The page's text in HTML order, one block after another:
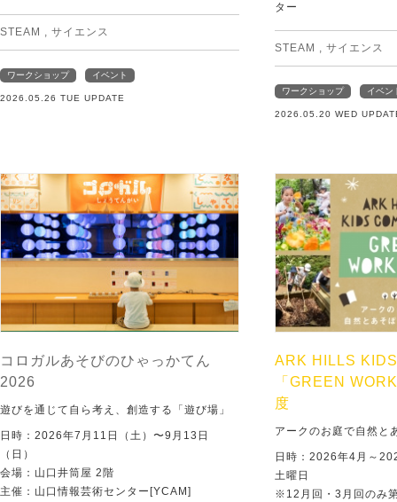
STEAM , サイエンス
ワークショップ イベント
2026.05.26 TUE UPDATE
ター
STEAM , サイエンス
ワークショップ イベン
2026.05.20 WED
コロガルあそびのひゃっかてん
2026
遊びを通じて自ら考え、創造する「遊び場」
日時：2026年7月11日（土）〜9月13日
（日）
会場：山口井筒屋 2階
主催：山口情報芸術センター[YCAM]
ARK HILLS
「GREEN
度
アークのお庭で自然と
日時：2026年4月～
土曜日
※12月回・3月回のみ